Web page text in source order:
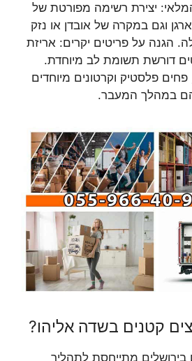
יצירת רשימה מפורטת של
וגם במקרה של אובדן או נזק
הגנה על פריטים יקרים: אריזת
דורשת תשומת לב מיוחדת.
פלסטיק וקרטונים מיוחדים
במהלך המעבר.
קטנים בשדה אליהו?
מתייחסת לתהליך